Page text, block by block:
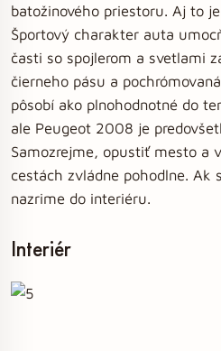
batožinového priestoru. Aj to
Športový charakter auta
časti so spojlerom a svetlami
čierneho pásu a
pôsobí ako plnohodnotné do
ale Peugeot 2008 je
Samozrejme, opustiť mesto a
cestách zvládne pohodlne. Ak
nazrime do interiéru.
Interiér